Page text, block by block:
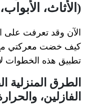
(الأثاث،
الآن وقد تعرفت على
كيف خضت معركتي
تطبيق هذه الخطوات
الطرق المنزلية
الفازلين،